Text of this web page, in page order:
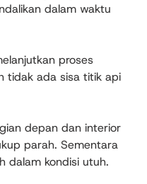
dalam waktu
proses
tidak ada sisa titik api
depan dan interior
parah. Sementara
dalam kondisi utuh.